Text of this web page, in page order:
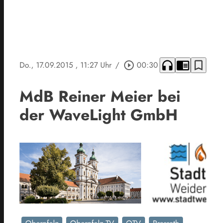
Do., 17.09.2015 , 11:27 Uhr / play_circle_outline 00:30 headphones chrome_reader_mode bookmark_border
MdB Reiner Meier bei
der WaveLight GmbH